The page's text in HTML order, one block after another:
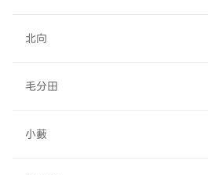
北向
毛分田
小藪